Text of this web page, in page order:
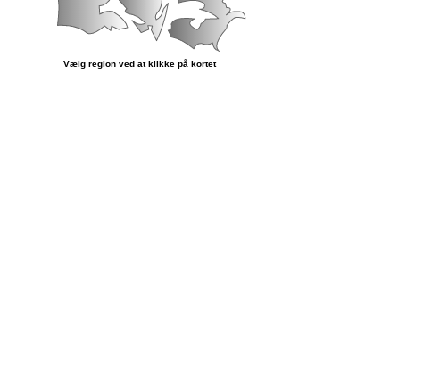
Vælg region ved at klikke på kortet